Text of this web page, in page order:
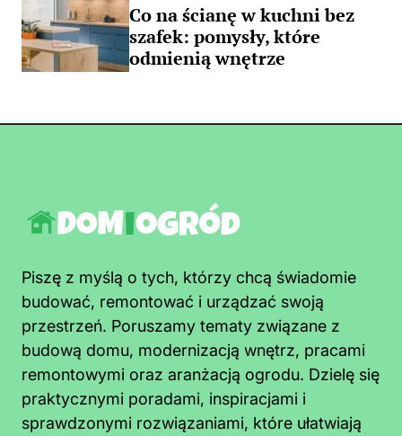
IN
Co na ścianę w kuchni bez
szafek: pomysły, które
odmienią wnętrze
Piszę z myślą o tych, którzy chcą świadomie
budować, remontować i urządzać swoją
przestrzeń. Poruszamy tematy związane z
budową domu, modernizacją wnętrz, pracami
remontowymi oraz aranżacją ogrodu. Dzielę się
praktycznymi poradami, inspiracjami i
sprawdzonymi rozwiązaniami, które ułatwiają